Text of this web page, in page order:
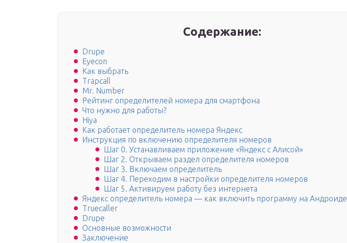
Содержание:
Drupe
Eyecon
Как выбрать
Trapcall
Mr. Number
Рейтинг определителей номера для смартфона
Что нужно для работы?
Hiya
Как работает определитель номера Яндекс
Инструкция по включению определителя номеров
Шаг 0. Устанавливаем приложение «Яндекс с Алисой»
Шаг 2. Открываем раздел определителя номеров
Шаг 3. Включаем определитель
Шаг 4. Переходим в настройки определителя номеров
Шаг 5. Активируем работу без интернета
Яндекс определитель номера — как включить программу на Андроиде
Truecaller
Drupe
Основные возможности
Заключение